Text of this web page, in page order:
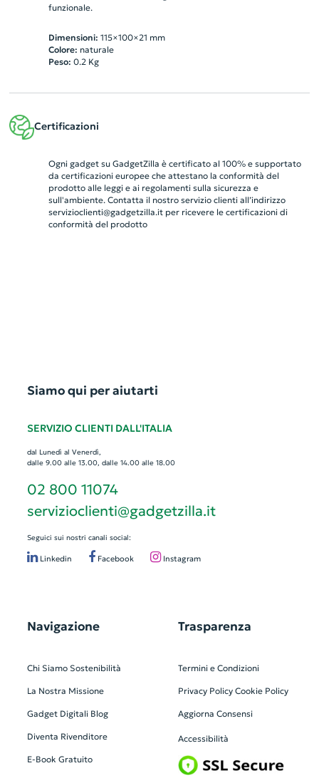
funzionale.
Dimensioni: 115×100×21 mm
Colore: naturale
Peso: 0.2 Kg
Certificazioni
Ogni gadget su GadgetZilla è certificato al 100% e supportato
da certificazioni europee che attestano la conformità del
prodotto alle leggi e ai regolamenti sulla sicurezza e
sull'ambiente. Contatta il nostro servizio clienti all’indirizzo
servizioclienti@gadgetzilla.itper ricevere le certificazioni di
conformità del prodotto
Siamo qui per aiutarti
SERVIZIO CLIENTI DALL'ITALIA
dal Lunedì al Venerdì,
dalle 9.00 alle 13.00, dalle 14.00 alle 18.00
02 800 11074
servizioclienti@gadgetzilla.it
Seguici sui nostri canali social:
Linkedin Facebook Instagram
Navigazione
Chi Siamo Sostenibilità
La Nostra Missione
Gadget Digitali Blog
Diventa Rivenditore
E-Book Gratuito
Trasparenza
Termini e Condizioni
Privacy Policy Cookie Policy
Aggiorna Consensi
Accessibilità